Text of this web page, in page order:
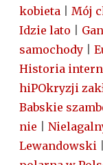
kobieta
Mój
Idzie lato
samochody
Historia
hiPOkryzji
Babskie
nie
Lewandowski